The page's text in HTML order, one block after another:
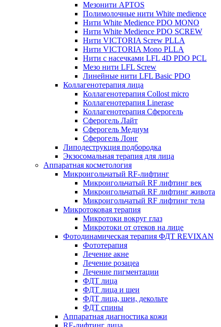
Мезонити APTOS
Полимолочные нити White medience
Нити White Medience PDO MONO
Нити White Medience PDO SCREW
Нити VICTORIA Screw PLLA
Нити VICTORIA Mono PLLA
Нити с насечками LFL 4D PDO PCL
Мезо нити LFL Screw
Линейные нити LFL Basic PDO
Коллагенотерапия лица
Коллагенотерапия Collost micro
Коллагенотерапия Linerase
Коллагенотерапия Сферогель
Сферогель Лайт
Сферогель Медиум
Сферогель Лонг
Липодеструкция подбородка
Экзосомальная терапия для лица
Аппаратная косметология
Микроигольчатый RF-лифтинг
Микроигольчатый RF лифтинг век
Микроигольчатый RF лифтинг живота
Микроигольчатый RF лифтинг тела
Микротоковая терапия
Микротоки вокруг глаз
Микротоки от отеков на лице
Фотодинамическая терапия ФДТ REVIXAN
Фототерапия
Лечение акне
Лечение розацеа
Лечение пигментации
ФДТ лица
ФДТ лица и шеи
ФДТ лица, шеи, декольте
ФДТ спины
Аппаратная диагностика кожи
RF-лифтинг лица